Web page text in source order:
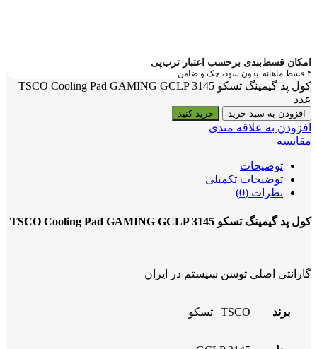
امکان قسط‌بندی برحسب اعتبار ترب‌پی
۴ قسط ماهانه. بدون سود، چک و ضامن.
کول پد گیمینگ تسکو TSCO Cooling Pad GAMING GCLP 3145
عدد
افزودن به سبد خرید خرید کنید
افزودن به علاقه مندی
مقایسه
توضیحات
توضیحات تکمیلی
نظرات (0)
کول پد گیمینگ تسکو TSCO Cooling Pad GAMING GCLP 3145
گارانتی اصلی توسن سیستم در ایران
برند TSCO | تسکو